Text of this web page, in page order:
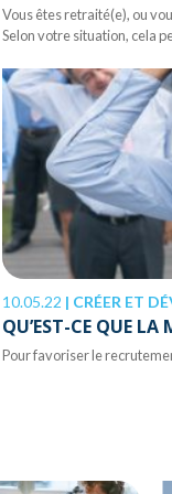
Vous êtes retraité(e), ou
Selon votre situation, cela
10.05.22 | CRÉER ET
QU’EST-CE QUE LA
Pour favoriser le